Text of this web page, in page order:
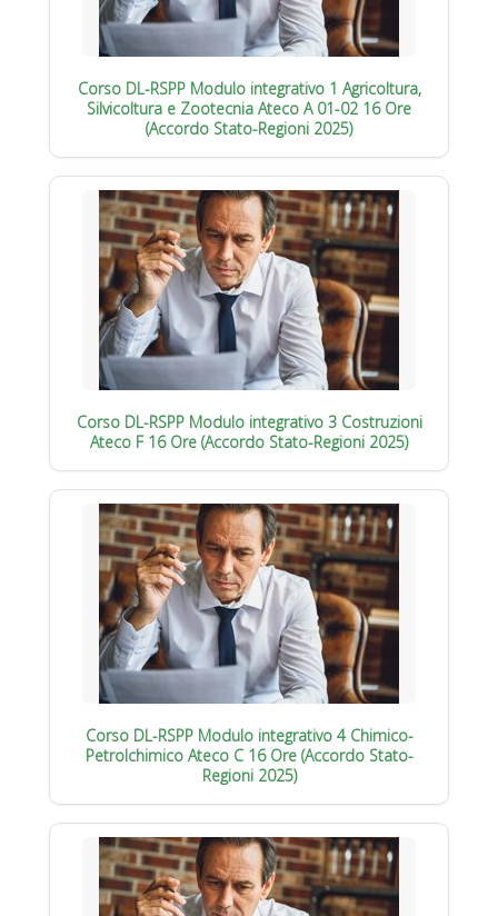
Corso DL-RSPP Modulo integrativo 1 Agricoltura,
Silvicoltura e Zootecnia Ateco A 01-02 16 Ore
(Accordo Stato-Regioni 2025)
Corso DL-RSPP Modulo integrativo 3 Costruzioni
Ateco F 16 Ore (Accordo Stato-Regioni 2025)
Corso DL-RSPP Modulo integrativo 4 Chimico-
Petrolchimico Ateco C 16 Ore (Accordo Stato-
Regioni 2025)